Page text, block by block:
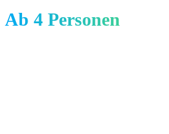
Ab 4 Personen